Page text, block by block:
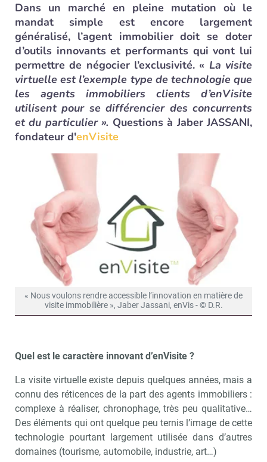
Dans un marché en pleine mutation où le
mandat simple est encore largement
généralisé, l’agent immobilier doit se doter
d’outils innovants et performants qui vont lui
permettre de négocier l’exclusivité. « La visite
virtuelle est l’exemple type de technologie que
les agents immobiliers clients d’enVisite
utilisent pour se différencier des concurrents
et du particulier ». Questions à Jaber JASSANI,
fondateur d'enVisite
« Nous voulons rendre accessible l’innovation en matière de
visite immobilière », Jaber Jassani, enVis - © D.R.
Quel est le caractère innovant d’enVisite ?
La visite virtuelle existe depuis quelques années, mais a
connu des réticences de la part des agents immobiliers :
complexe à réaliser, chronophage, très peu qualitative…
Des éléments qui ont quelque peu ternis l’image de cette
technologie pourtant largement utilisée dans d’autres
domaines (tourisme, automobile, industrie, art…)